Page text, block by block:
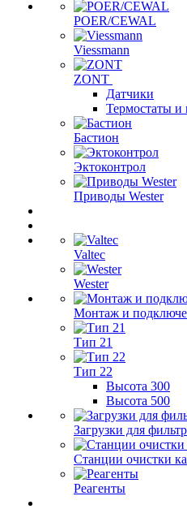
POER/CEWAL
Viessmann
ZONT
Датчики
Термостаты и
Бастион
Эктоконтрол
Приводы Wester
Valtec
Wester
Монтаж и
Тип 21
Тип 22
Высота 300
Высота 500
Загрузки для
Станции очистки
Реагенты